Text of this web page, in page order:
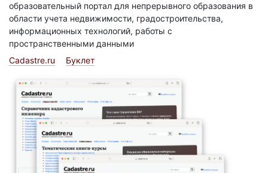
образовательный портал для непрерывного образования в
области учета недвижимости, градостроительства,
информационных технологий, работы с
пространственными данными
Cadastre.ru
Буклет